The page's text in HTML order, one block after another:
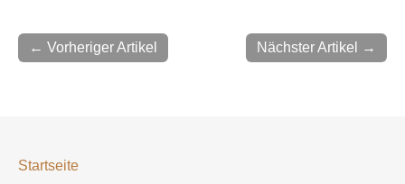
Nächster Artikel →
← Vorheriger Artikel
Startseite